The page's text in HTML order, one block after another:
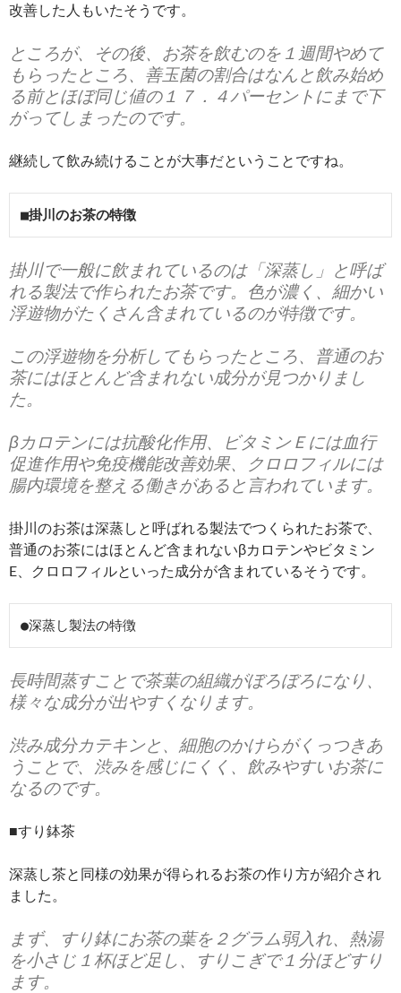
改善した人もいたそうです。
ところが、その後、
お茶を飲むのを１週間やめて
もらったところ、善玉菌の割合はなんと飲み始め
る前とほぼ同じ値の１７．４パーセント にまで下
がってしまったのです。
継続して飲み続けることが大事だということですね。
■掛川のお茶の特徴
掛川で一般に飲まれているのは「深蒸し」 と呼ば
れる製法で作られたお茶です。色が濃く、 細かい
浮遊物がたくさん含まれているのが特徴です。
この浮遊物を分析してもらったところ、
普通のお
茶にはほとんど含まれない成分が見つかりまし
た。
βカロテンには抗酸化作用、 ビタミンＥには血行
促進作用や免疫機能改善効果、 クロロフィルには
腸内環境を整える働きがあると言われています。
掛川のお茶は深蒸しと呼ばれる製法でつくられたお茶で、
普通のお茶にはほとんど含まれないβカロテンやビタミン
E、クロロフィルといった成分が含まれているそうです。
●深蒸し製法の特徴
長時間蒸すことで茶葉の組織がぼろぼろになり、
様々な成分が出やすくなります。
渋み成分カテキンと、細胞のかけらがくっつきあ
うことで、渋みを感じにくく、飲みやすいお茶に
なるのです。
■すり鉢茶
深蒸し茶と同様の効果が得られるお茶の作り方が紹介され
ました。
まず、 すり鉢にお茶の葉を２グラム弱入れ、
熱湯
を小さじ１杯ほど足し、 すりこぎで１分ほどすり
ます。